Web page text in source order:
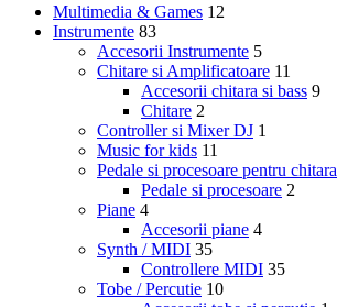
Multimedia & Games 12
Instrumente 83
Accesorii Instrumente 5
Chitare si Amplificatoare 11
Accesorii chitara si bass 9
Chitare 2
Controller si Mixer DJ 1
Music for kids 11
Pedale si procesoare pentru chitara
Pedale si procesoare 2
Piane 4
Accesorii piane 4
Synth / MIDI 35
Controllere MIDI 35
Tobe / Percutie 10